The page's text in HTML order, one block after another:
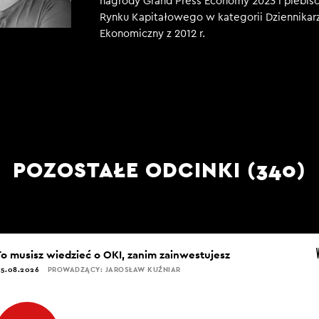
Rynku Kapitałowego w kategorii
Ekonomiczny z 2012 r.
POZOSTAŁE ODCINKI (340)
musisz wiedzieć o OKI, zanim zainwestujesz
PROWADZĄCY: JAROSŁAW KUŹNIAR